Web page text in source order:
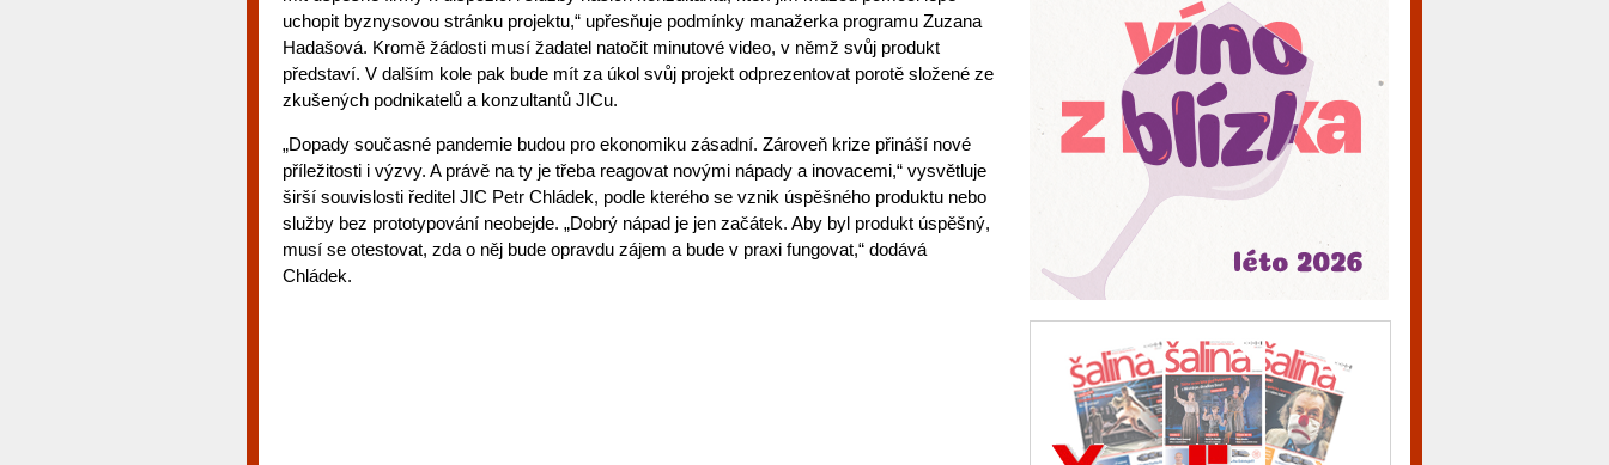
uchopit byznysovou stránku projektu,“ upřesňuje podmínky manažerka programu Zuzana
Hadašová. Kromě žádosti musí žadatel natočit minutové video, v němž svůj produkt
představí. V dalším kole pak bude mít za úkol svůj projekt odprezentovat porotě složené ze
zkušených podnikatelů a konzultantů JICu.
„Dopady současné pandemie budou pro ekonomiku zásadní. Zároveň krize přináší nové
příležitosti i výzvy. A právě na ty je třeba reagovat novými nápady a inovacemi,“ vysvětluje
širší souvislosti ředitel JIC Petr Chládek, podle kterého se vznik úspěšného produktu nebo
služby bez prototypování neobejde. „Dobrý nápad je jen začátek. Aby byl produkt úspěšný,
musí se otestovat, zda o něj bude opravdu zájem a bude v praxi fungovat,“ dodává
Chládek.